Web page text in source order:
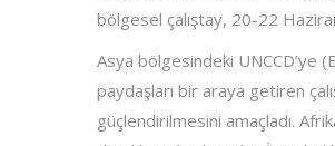
bölgesel çalıştay, 20-22
Asya bölgesindeki UNCCD’ye
paydaşları bir araya getiren
güçlendirilmesini amaçladı.